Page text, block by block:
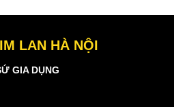
GIA DỤNG
LAN HÀ NỘI